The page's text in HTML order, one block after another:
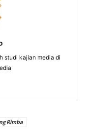
studi kajian media di
Rimba